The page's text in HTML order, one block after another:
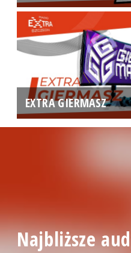
EXTRA GIERMASZ
Najbliższe